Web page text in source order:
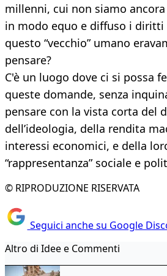
millenni, cui non siamo
in modo equo e diffuso i diritti
questo “vecchio” umano
pensare?
C'è un luogo dove ci si possa
queste domande, senza
pensare con la vista corta del
dell’ideologia, della rendita
interessi economici, e della
“rappresentanza” sociale e
© RIPRODUZIONE RISERVATA
Seguici anche su Google
Altro di Idee e Commenti